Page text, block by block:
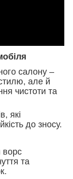
салону –
але й
чистоти та
які
до зносу.
ворс
та